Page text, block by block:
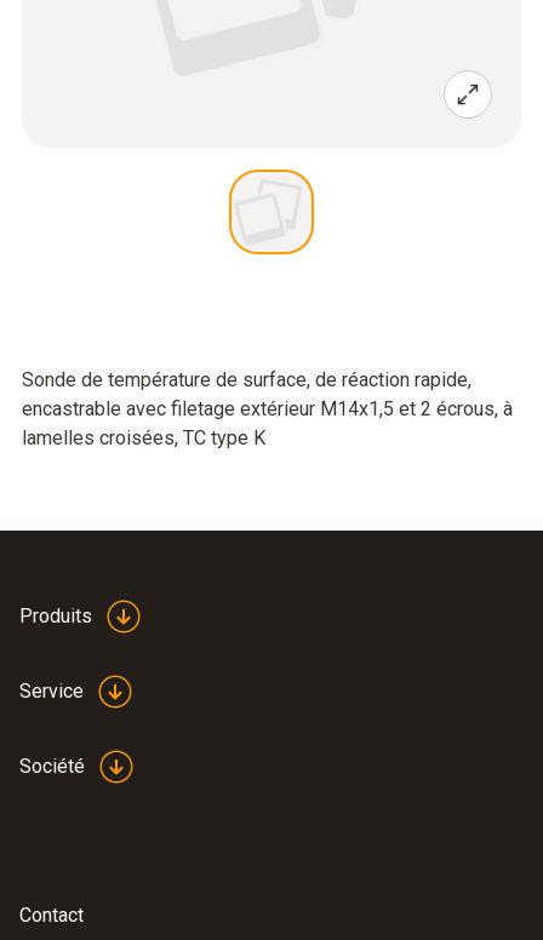
Sonde de température de surface, de réaction rapide,
encastrable avec filetage extérieur M14x1,5 et 2 écrous, à
lamelles croisées, TC type K
Produits
Service
Société
Contact